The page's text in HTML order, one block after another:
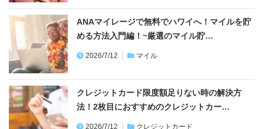
ANAマイレージで無料でハワイへ！マイルを貯
める方法入門編！~厳選のマイル貯…
2026/7/12 マイル
クレジットカード限度額足りない時の解決方
法！2枚目におすすめのクレジットカー…
2026/7/12 クレジットカード